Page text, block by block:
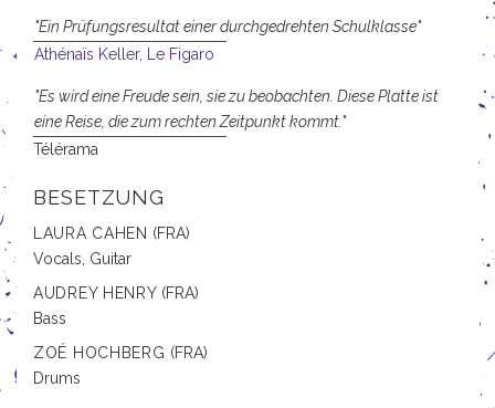
"Ein Prüfungsresultat einer durchgedrehten Schulklasse"
Athénaïs Keller, Le Figaro
"Es wird eine Freude sein, sie zu beobachten. Diese Platte ist
eine Reise, die zum rechten Zeitpunkt kommt."
Télérama
BESETZUNG
LAURA CAHEN (FRA)
Vocals Guitar
AUDREY HENRY (FRA)
Bass
ZOÉ HOCHBERG (FRA)
Drums